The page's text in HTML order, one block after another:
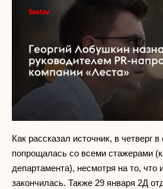
Как рассказал источник, в четверг
попрощалась со всеми стажерами
департамента), несмотря на то, что
закончилась. Также 29 января 2Д